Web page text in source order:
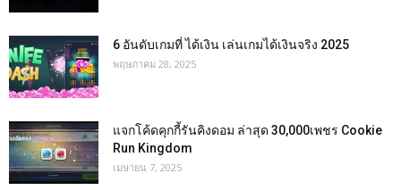
6 อันดับเกมที่ ได้เงิน เล่นเกมได้เงินจริง 2025
พฤษภาคม 28, 2025
แจกโค้ดคุกกี้รันคิงดอม ล่าสุด 30,000เพชร Cookie
Run Kingdom
เมษายน 7, 2025